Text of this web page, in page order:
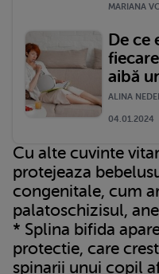
MARIANA
De ce
aibă
ALINA
04.01.2024
Cu alte cuvinte
protejeaza
congenitale, cum
palatoschizisul,
* Splina bifida
protectie, care
spinarii unui copil